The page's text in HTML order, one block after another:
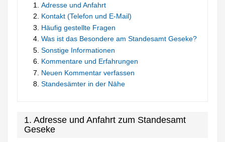
Adresse und Anfahrt
Kontakt (Telefon und E-Mail)
Häufig gestellte Fragen
Was ist das Besondere am Standesamt Geseke?
Sonstige Informationen
Kommentare und Erfahrungen
Neuen Kommentar verfassen
Standesämter in der Nähe
1. Adresse und Anfahrt zum Standesamt
Geseke